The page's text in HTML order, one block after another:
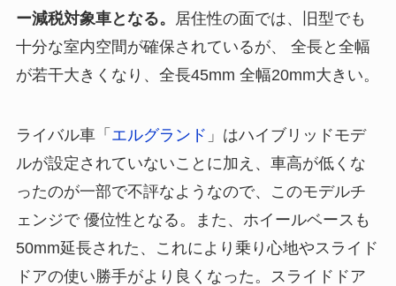
ー減税対象車となる。
居住性の面では、旧型でも
十分な室内空間が確保されているが、 全長と全幅
が若干大きくなり、全長45mm 全幅20mm大きい。
ライバル車「 エルグランド 」はハイブリッドモデ
ルが設定されていないことに加え、車高が低くな
ったのが一部で不評なようなので、このモデルチ
ェンジで 優位性となる。また、ホイールベースも
50mm延長された、これにより乗り心地やスライド
ドアの使い勝手がより良くなった。スライドドア